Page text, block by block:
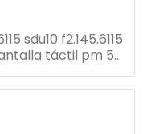
sdu10 f2.145.6115
táctil pm 52